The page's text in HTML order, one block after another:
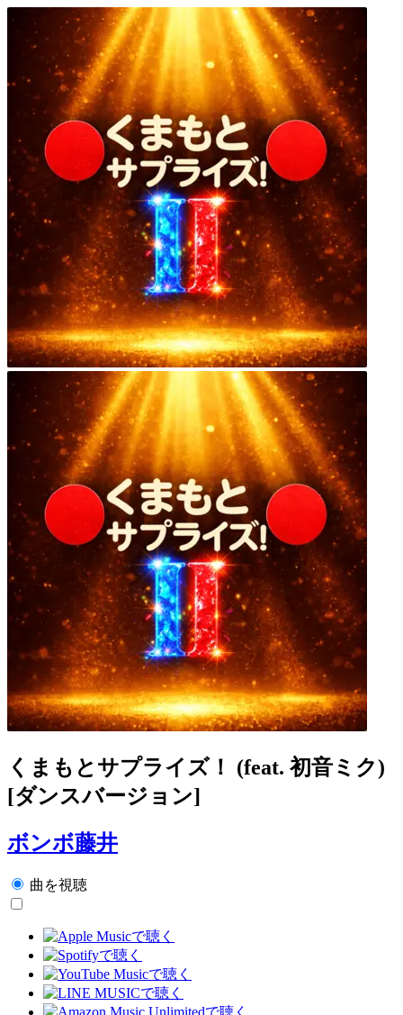
くまもとサプライズ！ (feat. 初音ミク)
[ダンスバージョン]
ボンボ藤井
曲を視聴